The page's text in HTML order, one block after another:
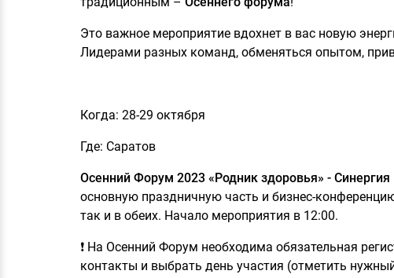
Это важное мероприятие вдохнет в вас новую
Лидерами разных команд, обменяться опытом,
Когда: 28-29 октября
Где: Саратов
Осенний Форум 2023 «Родник здоровья» - Синергия
основную праздничную часть и бизнес-
так и в обеих. Начало мероприятия в 12:00.
❗ На Осенний Форум необходима обязательная
контакты и выбрать день участия (отметить